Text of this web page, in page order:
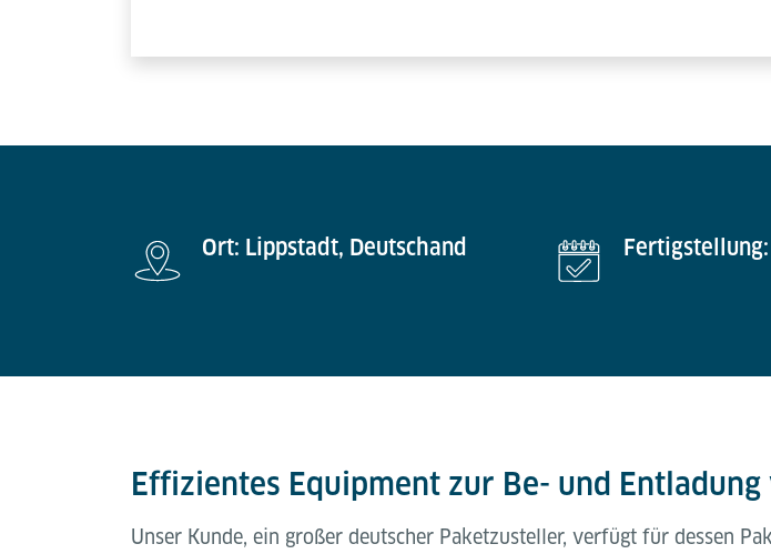
Ort: Lippstadt, Deutschand
Effizientes Equipment zur Be- und
Unser Kunde, ein großer deutscher Paketzusteller, verfügt für dessen